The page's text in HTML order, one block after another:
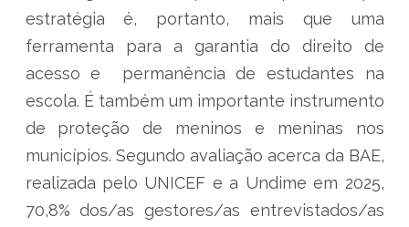
estratégia é, portanto, mais que uma
ferramenta para a garantia do direito de
acesso e permanência de estudantes na
escola. É também um importante instrumento
de proteção de meninos e meninas nos
municípios. Segundo avaliação acerca da BAE,
realizada pelo UNICEF e a Undime em 2025,
70,8% dos/as gestores/as entrevistados/as